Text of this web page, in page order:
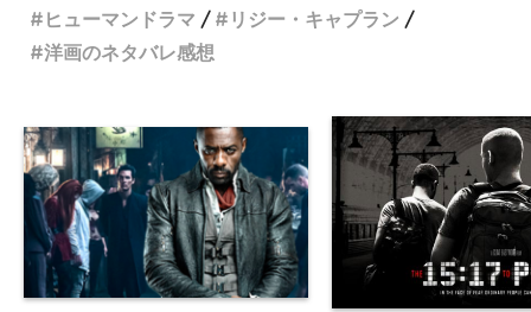
ヒューマンドラマ
リジー・キャプラン
洋画のネタバレ感想